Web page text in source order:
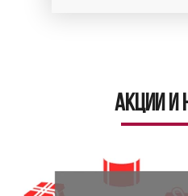
Акции и